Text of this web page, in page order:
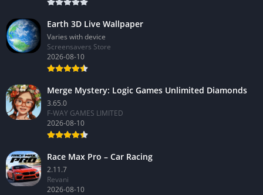
Earth 3D Live Wallpaper
Varies with device
Screensavers Store
2026-08-10
Merge Mystery: Logic Games Unlimited Diamonds
3.65.0
F-WAY GAMES LIMITED
2026-08-10
Race Max Pro – Car Racing
2.11.7
Revani
2026-08-10